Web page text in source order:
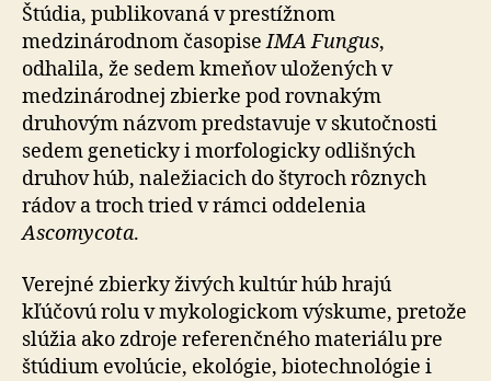
Štúdia, publikovaná v prestížnom
medzinárodnom časopiseIMA Fungus,
odhalila, že sedem kmeňov uložených v
medzinárodnej zbierke pod rovnakým
druhovým názvom predstavuje v skutočnosti
sedem geneticky i morfologicky odlišných
druhov húb, naležiacich do štyroch rôznych
rádov a troch tried v rámci oddelenia
Ascomycota.
Verejné zbierky živých kultúr húb hrajú
kľúčovú rolu v mykologickom výskume, pretože
slúžia ako zdroje referenčného materiálu pre
štúdium evolúcie, ekológie, biotechnológie i